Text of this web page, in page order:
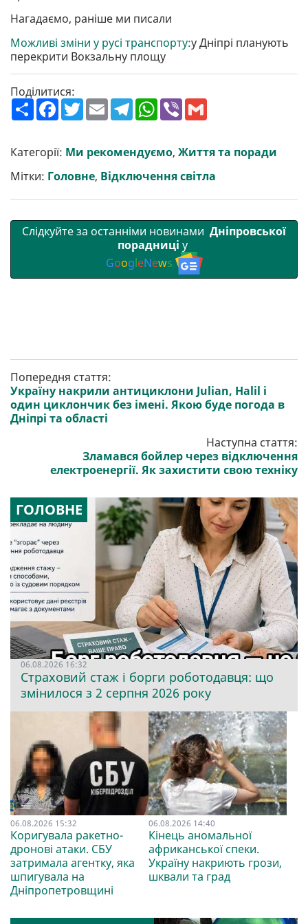
Нагадаємо, раніше ми писали
Можливі зміни у русі транспорту:у Дніпрі планують
перекрити Вокзальну площу
Поділитися:
П
о
р
и
т
и
F
a
b
o
o
k
T
w
e
r
E
m
l
T
e
g
r
a
m
W
h
s
A
p
p
V
r l
Категорії: Ми рекомендуємо, Життя та поради
Мітки: Головне, Відключення світла
Слідкуйте за останніми новинами Дніпровської
порадниці у
GoogleNews
Попередня стаття:
Україну накрили антициклони Julian, Halil і
один циклончик без імені. Якою буде погода в
Дніпрі та області
Наступна стаття:
Зламався бойлер через відключення
електроенергії. Як захистити свою техніку
ГОЛОВНЕ
06.08.2026 16:32
Страховий стаж і борги роботодавця: що
змінилося з 2 серпня 2026 року
06.08.2026 15:32
Коригувала ракетно-
дронові атаки. СБУ
затримала агентку, яка
шпигувала на
Дніпропетровщині
06.08.2026 14:40
Кінець аномальної
африканської спеки.
Україну накриють грози,
шквали та град